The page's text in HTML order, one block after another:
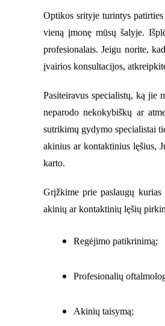
Optikos srityje turintys
vieną įmonę mūsų šalyje.
profesionalais. Jeigu norite,
įvairios konsultacijos,
Pasiteiravus specialistų, ką jie
neparodo nekokybiškų ar
sutrikimų gydymo specialistai
akinius ar kontaktinius lęšius,
karto.
Grįžkime prie paslaugų kurias
akinių ar kontaktinių lęšių
Regėjimo patikrinimą;
Profesionalių
Akinių taisymą;